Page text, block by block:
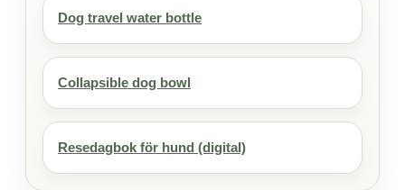
Dog travel water bottle
Collapsible dog bowl
Resedagbok för hund (digital)